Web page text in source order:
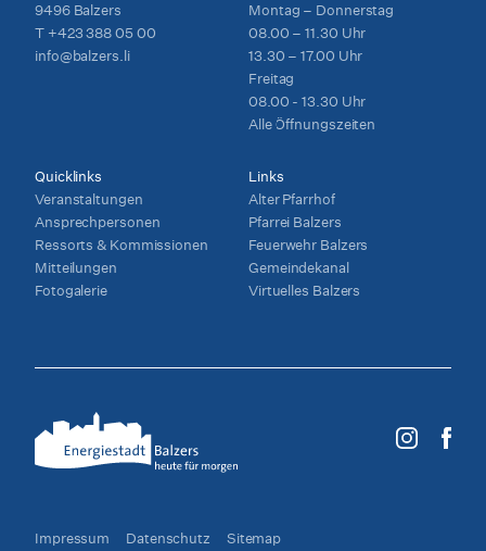
9496 Balzers
T +423 388 05 00
info@balzers.li
Montag – Donnerstag
08.00 – 11.30 Uhr
13.30 – 17.00 Uhr
Freitag
08.00 - 13.30 Uhr
Alle Öffnungszeiten
Quicklinks
Veranstaltungen
Ansprechpersonen
Ressorts & Kommissionen
Mitteilungen
Fotogalerie
Links
Alter Pfarrhof
Pfarrei Balzers
Feuerwehr Balzers
Gemeindekanal
Virtuelles Balzers
Impressum Datenschutz Sitemap